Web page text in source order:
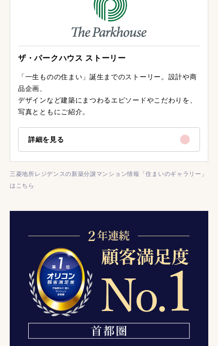
ザ・パークハウス ストーリー
「一生ものの住まい」誕生までのストーリー。設計や商
品企画、
デザインなど建築にまつわるエピソードやこだわりを、
写真とともにご紹介。
詳細を見る
三菱地所レジデンスの新築分譲マンション情報「住まいのギャラリー」
はこちら